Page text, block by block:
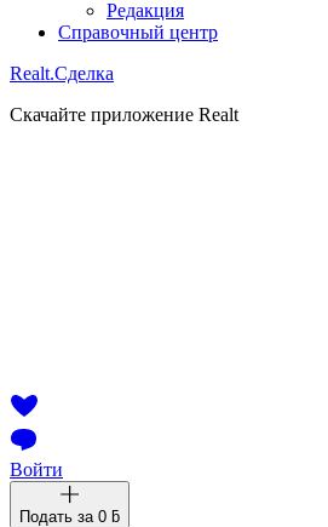
Редакция
Справочный центр
Realt.Сделка
Скачайте приложение Realt
Войти
Подать за 0 ƃ